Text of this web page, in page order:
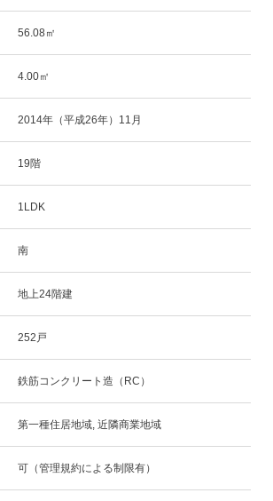
56.08㎡
4.00㎡
2014年（平成26年）11月
19階
1LDK
南
地上24階建
252戸
鉄筋コンクリート造（RC）
第一種住居地域, 近隣商業地域
可（管理規約による制限有）